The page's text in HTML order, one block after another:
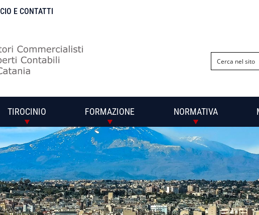
E CONTATTI
TIROCINIO FORMAZIONE NORMATIVA